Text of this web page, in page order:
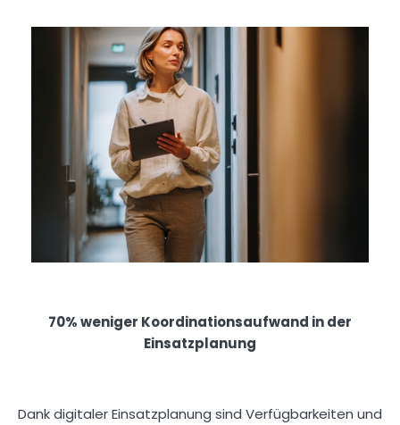
70% weniger Koordinationsaufwand in der
Einsatzplanung
Dank digitaler Einsatzplanung sind Verfügbarkeiten und